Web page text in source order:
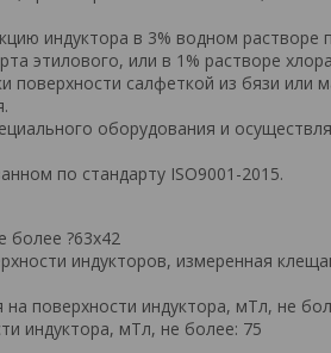
индуктора в 3% водном растворе
этилового, или в 1% растворе
поверхности салфеткой из бязи или
оборудования и
по стандарту ISO9001-2015.
более ?63х42
индукторов, измеренная
поверхности индуктора, мТл, не
индуктора, мТл, не более: 75